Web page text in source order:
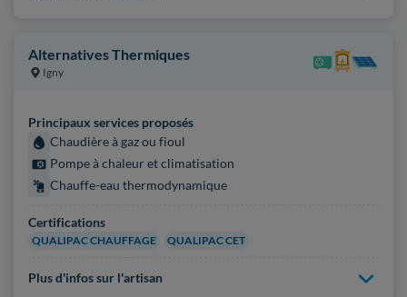
Alternatives Thermiques
Igny
Principaux services proposés
Chaudière à gaz ou fioul
Pompe à chaleur et climatisation
Chauffe-eau thermodynamique
Certifications
QUALIPAC CHAUFFAGE QUALIPAC CET
Plus d'infos sur l'artisan